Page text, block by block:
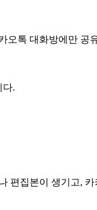
오톡 대화방에만 공
다.
편집본이 생기고,